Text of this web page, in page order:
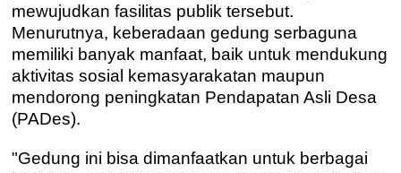
mewujudkan fasilitas publik tersebut.
Menurutnya, keberadaan gedung serbaguna
memiliki banyak manfaat, baik untuk mendukung
aktivitas sosial kemasyarakatan maupun
mendorong peningkatan Pendapatan Asli Desa
(PADes).
"Gedung ini bisa dimanfaatkan untuk berbagai